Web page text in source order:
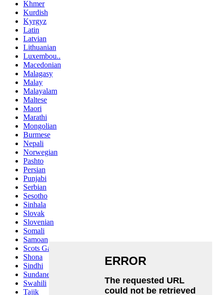
Khmer
Kurdish
Kyrgyz
Latin
Latvian
Lithuanian
Luxembou..
Macedonian
Malagasy
Malay
Malayalam
Maltese
Maori
Marathi
Mongolian
Burmese
Nepali
Norwegian
Pashto
Persian
Punjabi
Serbian
Sesotho
Sinhala
Slovak
Slovenian
Somali
Samoan
Scots Gaelic
Shona
Sindhi
Sundanese
Swahili
Tajik